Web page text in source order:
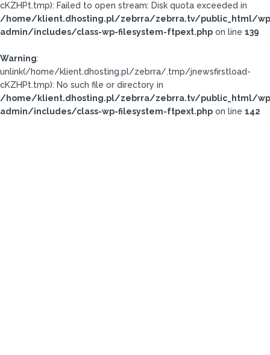
cKZHPt.tmp): Failed to open stream: Disk quota exceeded in
/home/klient.dhosting.pl/zebrra/zebrra.tv/public_html/
admin/includes/class-wp-filesystem-ftpext.php on line 139
Warning:
unlink(/home/klient.dhosting.pl/zebrra/.tmp/jnewsfirstload-
cKZHPt.tmp): No such file or directory in
/home/klient.dhosting.pl/zebrra/zebrra.tv/public_html/
admin/includes/class-wp-filesystem-ftpext.php on line 142